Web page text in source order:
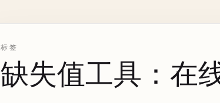
标签
缺失值工具：在